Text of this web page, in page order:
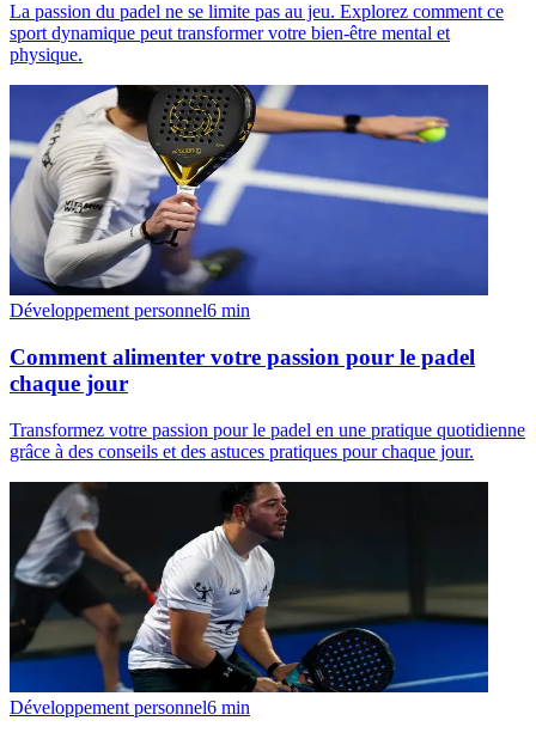
La passion du padel ne se limite pas au jeu. Explorez comment ce
sport dynamique peut transformer votre bien-être mental et
physique.
Développement personnel6 min
Comment alimenter votre passion pour le padel
chaque jour
Transformez votre passion pour le padel en une pratique quotidienne
grâce à des conseils et des astuces pratiques pour chaque jour.
Développement personnel6 min